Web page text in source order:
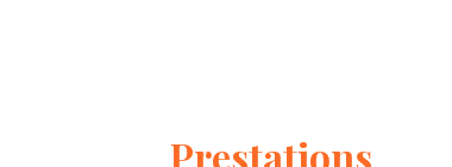
Prestations